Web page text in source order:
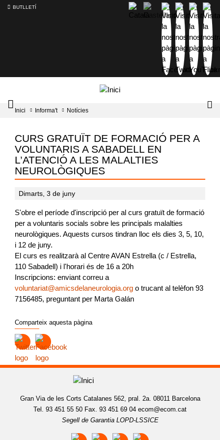
BUTLLETÍ
Mobile
menu
Inici Informa't Notícies
CURS GRATUÏT DE FORMACIÓ PER A
VOLUNTARIS A SABADELL EN
L’ATENCIÓ A LES MALALTIES
NEUROLÒGIQUES
Dimarts, 3 de juny
S'obre el període d'inscripció per al curs gratuït de formació
per a voluntaris socials sobre les principals malalties
neurològiques. Aquests cursos tindran lloc els dies 3, 5, 10,
i 12 de juny.
El curs es realitzarà al Centre AVAN Estrella (c / Estrella,
110 Sabadell) i l'horari és de 16 a 20h
Inscripcions: enviant correu a
voluntariat@amicsdelaneurologia.org o trucant al telèfon 93
7156485, preguntant per Marta Galán
Comparteix aquesta pàgina
Gran Via de les Corts Catalanes 562, pral. 2a. 08011 Barcelona
Tel. 93 451 55 50 Fax. 93 451 69 04 ecom@ecom.cat
Segell de Garantia LOPD-LSSICE